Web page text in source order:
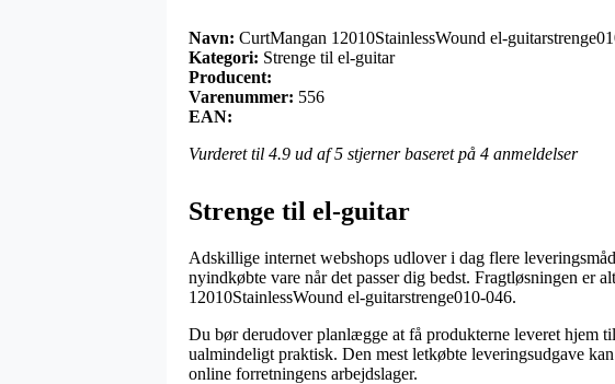
Navn: CurtMangan 12010StainlessWound el-
Kategori: Strenge til el-guitar
Producent:
Varenummer: 556
EAN:
Vurderet til 4.9 ud af 5 stjerner baseret på 4 anmeldelser
Strenge til el-guitar
Adskillige internet webshops udlover i dag flere
nyindkøbte vare når det passer dig bedst. Fragtløsningen er
12010StainlessWound el-guitarstrenge010-046.
Du bør derudover planlægge at få produkterne leveret hjem
ualmindeligt praktisk. Den mest letkøbte leveringsudgave
online forretningens arbejdslager.